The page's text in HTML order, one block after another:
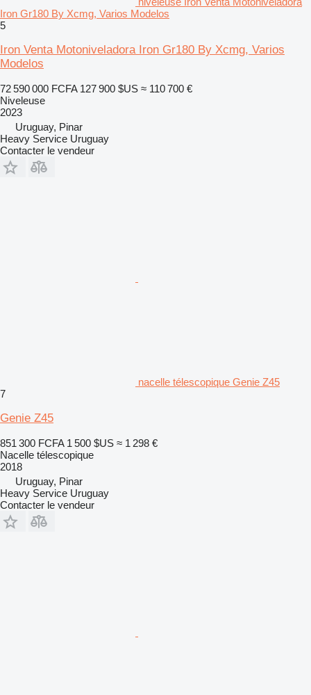
Iron Gr180 By Xcmg, Varios Modelos
5
Iron Venta Motoniveladora Iron Gr180 By Xcmg, Varios
Modelos
72 590 000 FCFA 127 900 $US ≈ 110 700 €
Niveleuse
2023
Uruguay, Pinar
Heavy Service Uruguay
Contacter le vendeur
nacelle télescopique Genie Z45
7
Genie Z45
851 300 FCFA 1 500 $US ≈ 1 298 €
Nacelle télescopique
2018
Uruguay, Pinar
Heavy Service Uruguay
Contacter le vendeur